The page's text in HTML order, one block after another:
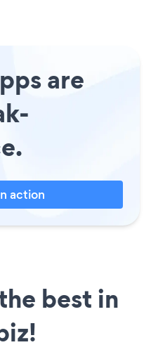
are
action
best in